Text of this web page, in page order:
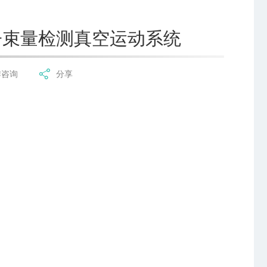
量检测真空运动系统
询 分享